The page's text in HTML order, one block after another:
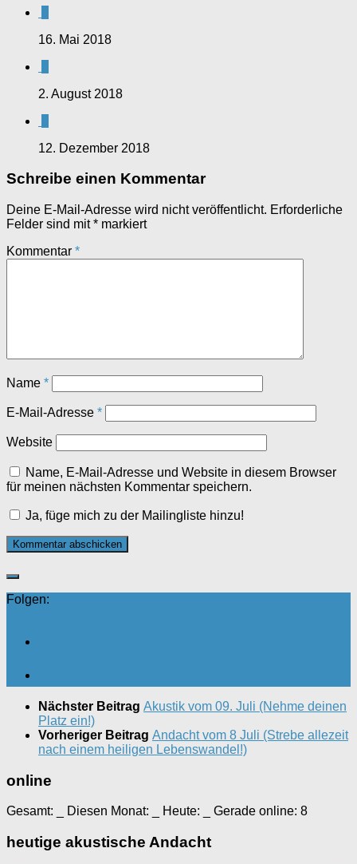
16. Mai 2018
2. August 2018
12. Dezember 2018
Schreibe einen Kommentar
Deine E-Mail-Adresse wird nicht veröffentlicht. Erforderliche
Felder sind mit* markiert
Kommentar *
Name *
E-Mail-Adresse *
Website
Name, E-Mail-Adresse und Website in diesem Browser
für meinen nächsten Kommentar speichern.
Ja, füge mich zu der Mailingliste hinzu!
Folgen:
Nächster Beitrag Akustik vom 09. Juli (Nehme deinen
Platz ein!)
Vorheriger Beitrag Andacht vom 8 Juli (Strebe allezeit
nach einem heiligen Lebenswandel!)
online
Gesamt: Diesen Monat: Heute: Gerade online: 8
heutige akustische Andacht